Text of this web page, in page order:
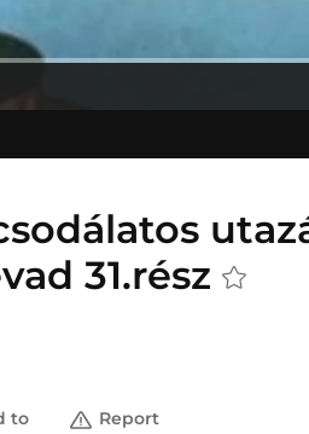
31.rész
to Report